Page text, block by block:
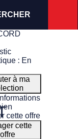
: En
à ma
cette offre
cette
offre